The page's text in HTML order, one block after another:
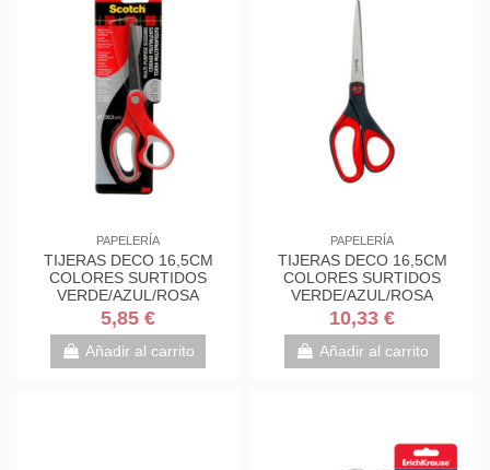
PAPELERÍA
TIJERAS DECO 16,5CM
COLORES SURTIDOS
VERDE/AZUL/ROSA
1561DS-M SCOTH
7000034004
5,85 €
Añadir al carrito
PAPELERÍA
TIJERAS DECO 16,5CM
COLORES SURTIDOS
VERDE/AZUL/ROSA
1561DS-M SCOTH
7000034004
10,33 €
Añadir al carrito